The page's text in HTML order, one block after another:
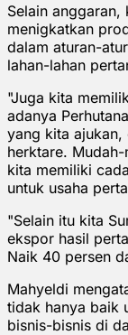
Selain anggaran,
menigkatkan
dalam aturan-
lahan-lahan
"Juga kita
adanya
yang kita
herktare.
kita memiliki
untuk usaha
"Selain itu kita
ekspor hasil
Naik 40 persen
Mahyeldi
tidak hanya baik
bisnis-bisnis di